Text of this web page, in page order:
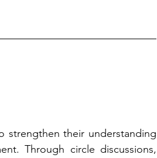
strengthen their understanding
Through circle discussions,